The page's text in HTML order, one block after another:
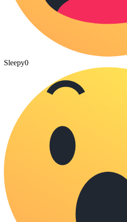
Sleepy0